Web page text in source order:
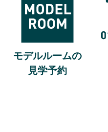
モデルルームの
見学予約